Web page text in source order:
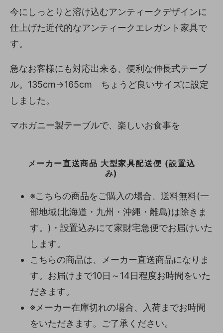
今にしっとりと溶け込むアンティークデザインに
仕上げた近代的なアンティークエレガント家具で
す。
急なお客様にも対応出来る、便利な伸長式テーブ
ル。135cm→165cm ちょうど良いサイズに設定
しました。
マホガニー製テーブルで、楽しいお食事を
メーカー直送商品 大型家具配送便 (設置込
み)
※こちらの商品をご購入の場合、送料無料(一
部地域(北海道・九州・沖縄・離島)は除きま
す。)・設置込みにて家財宅急便でお届けいた
します。
こちらの商品は、メーカー直送商品になりま
す。お届けまで10日～14日程度お時間をいた
だきます。
※メーカー在庫切れの場合、入荷までお時間
をいただきます。ご了承ください。